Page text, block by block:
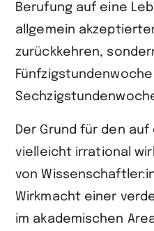
Berufung auf eine
allgemein
zurückkehren,
Der Grund für den
vielleicht irrational
von
Wirkmacht einer
im akademischen